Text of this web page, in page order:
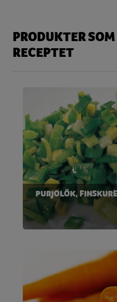
PRODUKTER
RECEPTET
PURJOLÖK,